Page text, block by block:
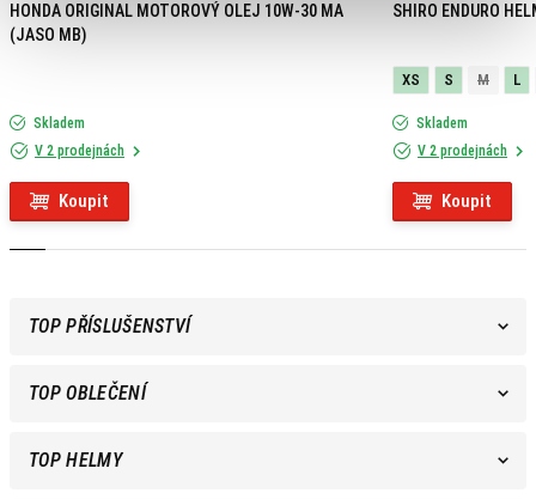
HONDA ORIGINAL MOTOROVÝ OLEJ 10W-30 MA
(JASO MB)
Skladem
V 2 prodejnách
Koupit
SHIRO ENDURO
XS S M L
Skladem
V 2 prodejnách
Koupit
TOP PŘÍSLUŠENSTVÍ
TOP OBLEČENÍ
TOP HELMY